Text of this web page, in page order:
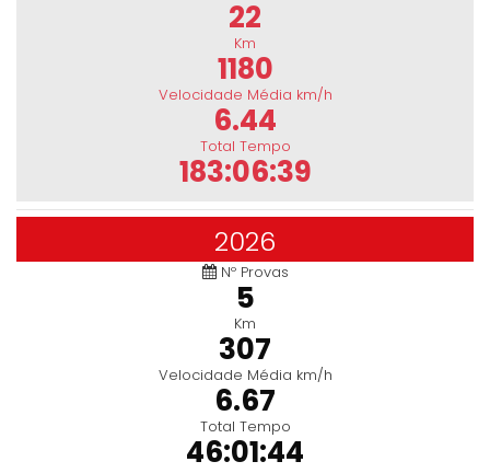
22
Km
1180
Velocidade Média km/h
6.44
Total Tempo
183:06:39
2026
Nº Provas
5
Km
307
Velocidade Média km/h
6.67
Total Tempo
46:01:44